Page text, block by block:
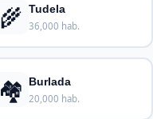
🌾 Tudela
36,000 hab.
🏘️ Burlada
20,000 hab.